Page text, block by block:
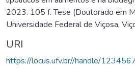
2023. 105 f. Tese (Doutorado em
Universidade Federal de Viçosa,
URI
https://locus.ufv.br//handle/